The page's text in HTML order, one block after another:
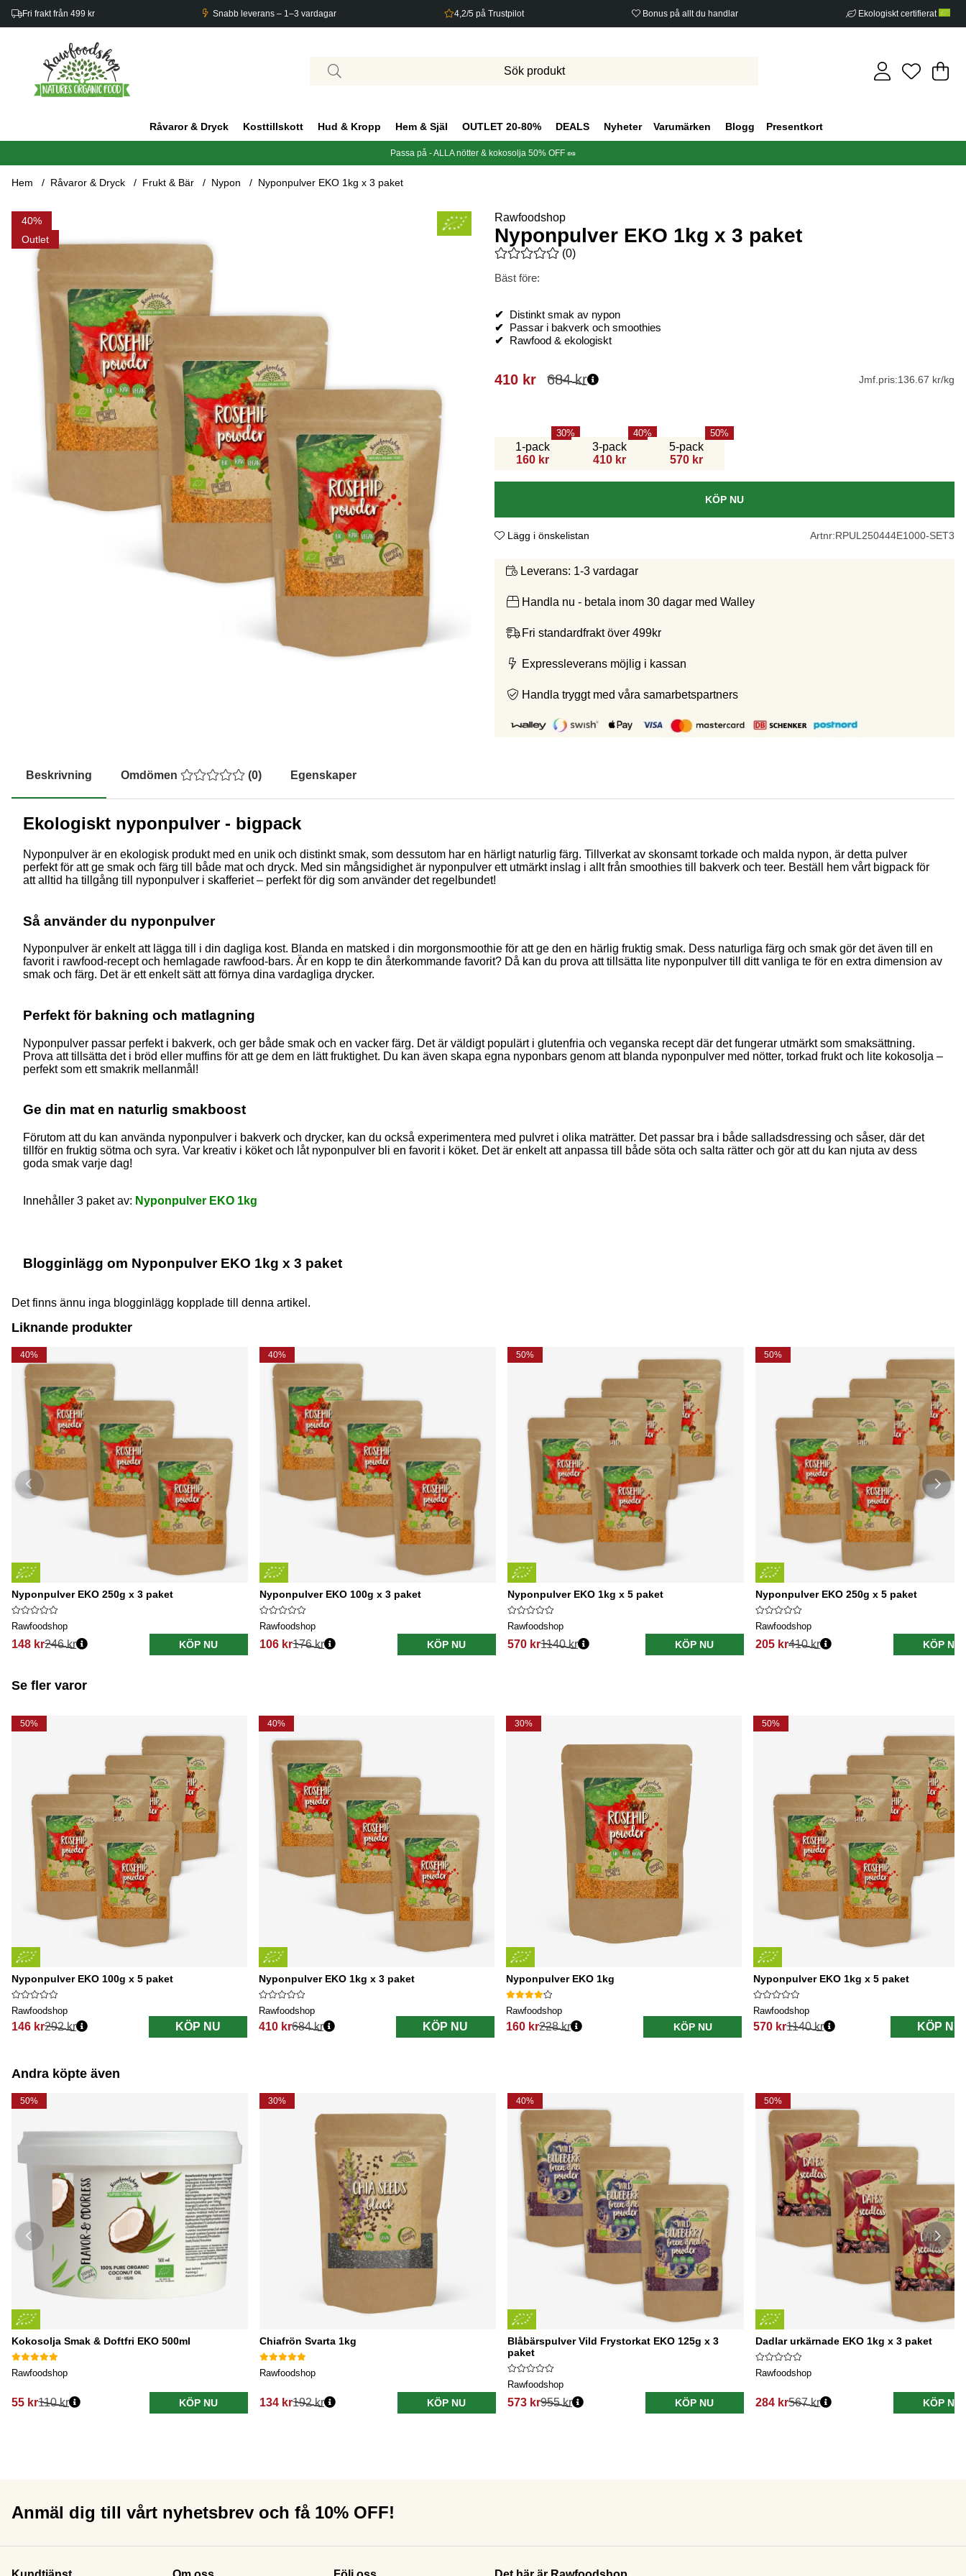
Fri frakt från 499 kr Snabb leverans – 1–3 vardagar 4,2/5 på Trustpilot Bonus på allt du handlar Ekologiskt certifierat
.
Råvaror & Dryck Kosttillskott Hud & Kropp Hem & Själ OUTLET 20-80% DEALS Nyheter Varumärken Blogg Presentkort
Passa på - ALLA nötter & kokosolja 50% OFF 🥜
Hem Råvaror & Dryck Frukt & Bär Nypon Nyponpulver EKO 1kg x 3 paket
40
Outlet
Produktbilder Nyponpulver EKO 1kg x 3 paket Rawfoodshop
Nyponpulver EKO 1kg x 3 paket
Medelbetyg 0 av 5 Antal betyg 0
(0)
Bäst före:
✔
Distinkt smak av nypon
✔
Passar i bakverk och smoothies
✔
Rawfood & ekologiskt
684kr
410 kr Jmf.pris:136.67 kr/kg
1-pack
160 kr
30
3-pack
410 kr
40
5-pack
570 kr
50
KÖP NU
Lägg i önskelistan Artnr:RPUL250444E1000-SET3
Leverans: 1-3 vardagar
Handla nu - betala inom 30 dagar med Walley
Fri standardfrakt över 499kr
Expressleverans möjlig i kassan
Handla tryggt med våra samarbetspartners
Beskrivning Omdömen (0) Egenskaper
Ekologiskt nyponpulver - bigpack
Nyponpulver är en ekologisk produkt med en unik och distinkt smak, som dessutom har en härligt naturlig färg. Tillverkat av skonsamt torkade och malda nypon, är detta pulver
perfekt för att ge smak och färg till både mat och dryck. Med sin mångsidighet är nyponpulver ett utmärkt inslag i allt från smoothies till bakverk och teer. Beställ hem vårt bigpack för
att alltid ha tillgång till nyponpulver i skafferiet – perfekt för dig som använder det regelbundet!
Så använder du nyponpulver
Nyponpulver är enkelt att lägga till i din dagliga kost. Blanda en matsked i din morgonsmoothie för att ge den en härlig fruktig smak. Dess naturliga färg och smak gör det även till en
favorit i rawfood-recept och hemlagade rawfood-bars. Är en kopp te din återkommande favorit? Då kan du prova att tillsätta lite nyponpulver till ditt vanliga te för en extra dimension av
smak och färg. Det är ett enkelt sätt att förnya dina vardagliga drycker.
Perfekt för bakning och matlagning
Nyponpulver passar perfekt i bakverk, och ger både smak och en vacker färg. Det är väldigt populärt i glutenfria och veganska recept där det fungerar utmärkt som smaksättning.
Prova att tillsätta det i bröd eller muffins för att ge dem en lätt fruktighet. Du kan även skapa egna nyponbars genom att blanda nyponpulver med nötter, torkad frukt och lite kokosolja –
perfekt som ett smakrik mellanmål!
Ge din mat en naturlig smakboost
Förutom att du kan använda nyponpulver i bakverk och drycker, kan du också experimentera med pulvret i olika maträtter. Det passar bra i både salladsdressing och såser, där det
tillför en fruktig sötma och syra. Var kreativ i köket och låt nyponpulver bli en favorit i köket. Det är enkelt att anpassa till både söta och salta rätter och gör att du kan njuta av dess
goda smak varje dag!
Innehåller 3 paket av: Nyponpulver EKO 1kg
Blogginlägg om Nyponpulver EKO 1kg x 3 paket
Det finns ännu inga blogginlägg kopplade till denna artikel.
Liknande produkter
40%
Nyponpulver EKO 250g x 3 paket
Rawfoodshop
148 kr246 kr KÖP NU
40%
Nyponpulver EKO 100g x 3 paket
Rawfoodshop
106 kr176 kr KÖP NU
50%
Nyponpulver EKO 1kg x 5 paket
Rawfoodshop
570 kr1140 kr KÖP NU
50%
Nyponpulver EKO 250g x 5 paket
Rawfoodshop
205 kr410 kr KÖP NU
Se fler varor
50%
Nyponpulver EKO 100g x 5 paket
Rawfoodshop
146 kr
Ordinarie pris:
292 kr KÖP NU
40%
Nyponpulver EKO 1kg x 3 paket
Rawfoodshop
410 kr
Ordinarie pris:
684 kr KÖP NU
30%
Nyponpulver EKO 1kg
Rawfoodshop
160 kr
Ordinarie pris:
228 kr KÖP NU
50%
Nyponpulver EKO 1kg x 5 paket
Rawfoodshop
570 kr
Ordinarie pris:
1140 kr KÖP NU
Andra köpte även
50%
Kokosolja Smak & Doftfri EKO 500ml
Rawfoodshop
55 kr110 kr KÖP NU
30%
Chiafrön Svarta 1kg
Rawfoodshop
134 kr192 kr KÖP NU
40%
Blåbärspulver Vild Frystorkat EKO 125g x 3
paket
Rawfoodshop
573 kr955 kr KÖP NU
50%
Dadlar urkärnade EKO 1kg x 3 paket
Rawfoodshop
284 kr567 kr KÖP NU
Anmäl dig till vårt nyhetsbrev och få 10% OFF!